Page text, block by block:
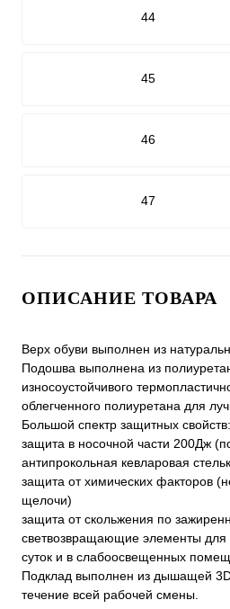
44
45
46
47
ОПИСАНИЕ ТОВАРА
Верх обуви выполнен из
Подошва выполнена из
износоустойчивого
облегченного полиуретана для
Большой спектр защитных свойств:
защита в носочной части 200Дж
антипрокольная кевларовая
защита от химических факторов
щелочи)
защита от скольжения по
светвозвращающие элементы
суток и в слабоосвещенных
Подклад выполнен из дышащей
течение всей рабочей смены.